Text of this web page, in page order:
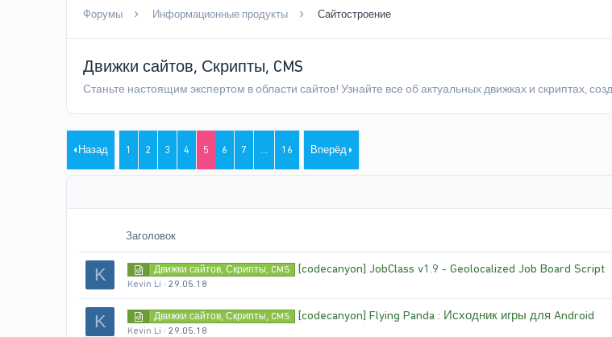
Форумы Информационные продукты Сайтостроение
Движки сайтов, Скрипты, CMS
Станьте настоящим экспертом в области сайтов! Узнайте все об актуальных движках и скриптах,
Назад 1 2 3 4 5 6 7 ... 16 Вперёд
Заголовок
K Движки сайтов, Скрипты, CMS [codecanyon] JobClass v1.9 - Geolocalized Job Board Script
Kevin Li 29.05.18
K Движки сайтов, Скрипты, CMS [codecanyon] Flying Panda : Исходник игры для Android
Kevin Li 29.05.18